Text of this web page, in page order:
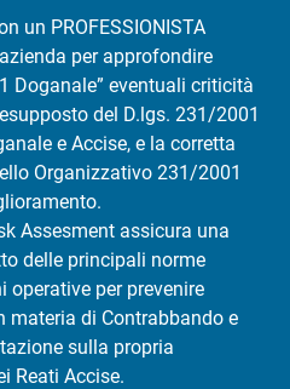
un PROFESSIONISTA
per approfondire
Doganale” eventuali criticità
del D.lgs. 231/2001
e Accise, e la corretta
Organizzativo 231/2001
Assesment assicura una
delle principali norme
per prevenire
materia di Contrabbando e
sulla propria
Reati Accise.